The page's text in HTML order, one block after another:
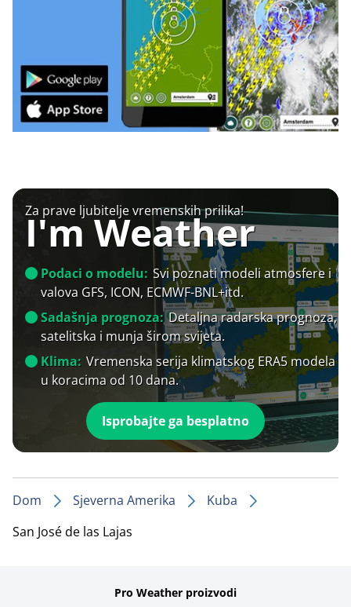
Za prave ljubitelje vremenskih prilika!
I'm Weather
Podaci o modelu: Svi poznati modeli atmosfere i
valova GFS, ICON, ECMWF-BNL+itd.
Sadašnja prognoza: Detaljna radarska prognoza,
satelitska i munja širom svijeta.
Klima: Vremenska serija klimatskog ERA5 modela
u koracima od 10 dana.
Isprobajte ga besplatno
Dom Sjeverna Amerika
Kuba
San José de las Lajas
Pro Weather proizvodi